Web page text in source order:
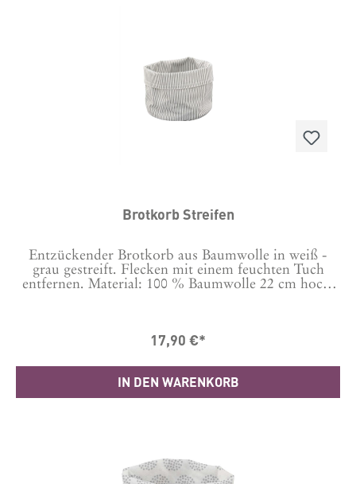
Brotkorb Streifen
Entzückender Brotkorb aus Baumwolle in weiß -
grau gestreift. Flecken mit einem feuchten Tuch
entfernen. Material: 100 % Baumwolle 22 cm hoch,
17,90 €*
IN DEN WARENKORB